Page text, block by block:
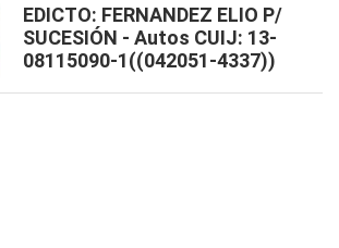
EDICTO: FERNANDEZ ELIO P/
SUCESIÓN - Autos CUIJ: 13-
08115090-1((042051-4337))